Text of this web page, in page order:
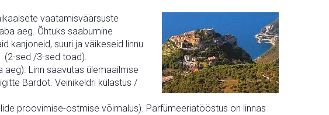
vaatamisväärsuste
aeg. Õhtuks saabumine
kanjoneid, suuri ja väikeseid linnu
(2-sed /3-sed toad).
aeg). Linn saavutas ülemaailmse
Bardot. Veinikeldri külastus /
proovimise-ostmise võimalus). Parfümeeriatööstus on linnas